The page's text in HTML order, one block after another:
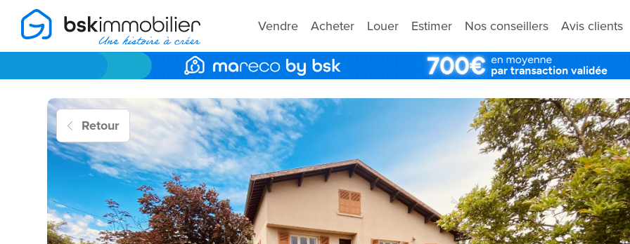
Vendre Acheter Louer Estimer Nos conseillers Avis clients
Retour